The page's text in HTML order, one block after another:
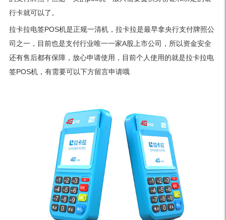
行卡就可以了。
拉卡拉电签POS机是正规一清机，拉卡拉是最早拿央行支付牌照公
司之一，目前也是支付行业唯一一家A股上市公司，所以资金安全
还有售后都有保障，放心申请使用，目前个人使用的就是拉卡拉电
签POS机，有需要可以下方留言申请哦